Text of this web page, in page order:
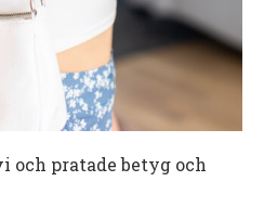
och pratade betyg och